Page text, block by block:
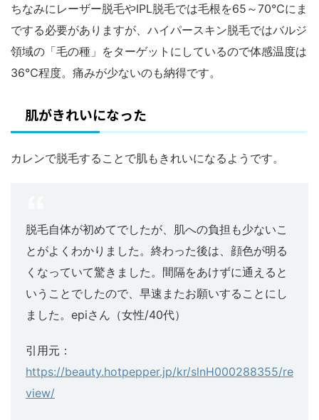
ちなみにレーザー脱毛やIPL脱毛では毛根を65～70℃にま
でする必要がありますが、ハイパースキン脱毛ではバルジ
領域の「毛の種」をターゲットにしているので体感温度は
36℃程度。痛みが少ないのも納得です。
肌がきれいになった
カレンで脱毛することで肌もきれいになるようです。
脱毛自体が初めてでしたが、肌への負担も少ないこ
とがよくわかりました。終わった後は、顔色が明る
くなっていて驚きました。間隔をあけずに通えると
いうことでしたので、早速またお願いすることにし
ました。epiさん（女性/40代）
引用元：
https://beauty.hotpepper.jp/kr/slnH000288355/re
view/